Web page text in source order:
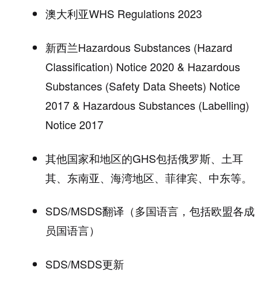
澳大利亚WHS Regulations 2023
新西兰Hazardous Substances (Hazard
Classification) Notice 2020 & Hazardous
Substances (Safety Data Sheets) Notice
2017 & Hazardous Substances (Labelling)
Notice 2017
其他国家和地区的GHS包括俄罗斯、土耳
其、东南亚、海湾地区、菲律宾、中东等。
SDS/MSDS翻译（多国语言，包括欧盟各成
员国语言）
SDS/MSDS更新